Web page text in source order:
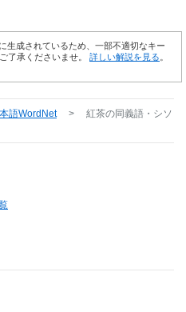
生成されているため、一部不適切なキー
了承くださいませ。 詳しい解説を見る
語WordNet > 紅茶の同義語・シソ